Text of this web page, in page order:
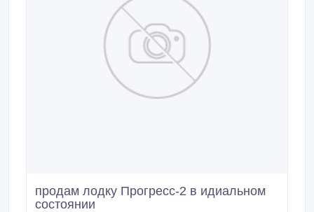
продам лодку Прогресс-2 в идиальном
состоянии